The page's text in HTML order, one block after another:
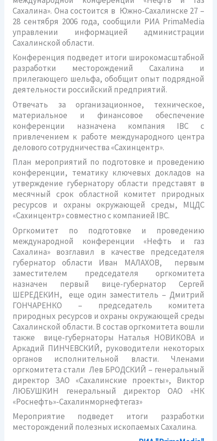
Сахалина». Она состоится в Южно-Сахалинске 27 –
28 сентября 2006 года, сообщили РИА PrimaMedia
управлении информацией администрации
Сахалинской области.
Конференция подведет итоги широкомасштабной
разработки месторождений Сахалина и
прилегающего шельфа, обобщит опыт подрядной
деятельности российский предприятий.
Отвечать за организационное, техническое,
материальное и финансовое обеспечение
конференции назначена компания IBC с
привлечением к работе международного центра
делового сотрудничества «Сахинцентр».
План мероприятий по подготовке и проведению
конференции, тематику ключевых докладов на
утверждение губернатору области представят в
месячный срок областной комитет природных
ресурсов и охраны окружающей среды, МЦДС
«Сахинцентр» совместно с компанией IBC.
Оргкомитет по подготовке и проведению
международной конференции «Нефть и газ
Сахалина» возглавил в качестве председателя
губернатор области Иван МАЛАХОВ, первым
заместителем председателя оргкомитета
назначен первый вице-губернатор Сергей
ШЕРЕДЕКИН, еще один заместитель – Дмитрий
ГОНЧАРЕНКО – председатель комитета
природных ресурсов и охраны окружающей среды
Сахалинской области. В состав оргкомитета вошли
также вице-губернаторы Наталья НОВИКОВА и
Аркадий ПИНЧЕВСКИЙ, руководители некоторых
органов исполнительной власти. Членами
оргкомитета стали Лев БРОДСКИЙ – генеральный
директор ЗАО «Сахалинские проекты», Виктор
ЛЮБУШКИН генеральный директор ОАО «НК
«Роснефть»-Сахалинморнефтегаз»
Мероприятие подведет итоги разработки
месторождений полезных ископаемых Сахалина.